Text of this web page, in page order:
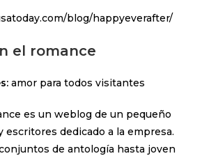
blog/happyeverafter/
el romance
amor para todos visitantes
es un weblog de un pequeño
escritores dedicado a la empresa.
de antología hasta joven